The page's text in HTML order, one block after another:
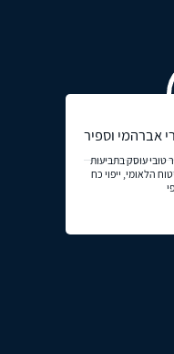
אברהמי וספיר
טובי עוסק בתביעות
הלאומי, ייפוי כח